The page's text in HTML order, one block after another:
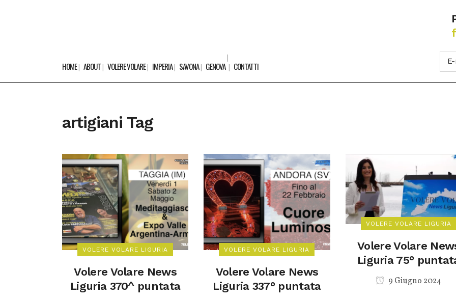
HOME ABOUT VOLERE VOLARE IMPERIA SAVONA GENOVA CONTATTI
artigiani Tag
VOLERE VOLARE LIGURIA
Volere Volare News
Liguria 370^ puntata
VOLERE VOLARE LIGURIA
Volere Volare News
Liguria 337° puntata
VOLERE VOLARE LIGURIA
Volere Volare
Liguria 75°
9 Giugno 2024